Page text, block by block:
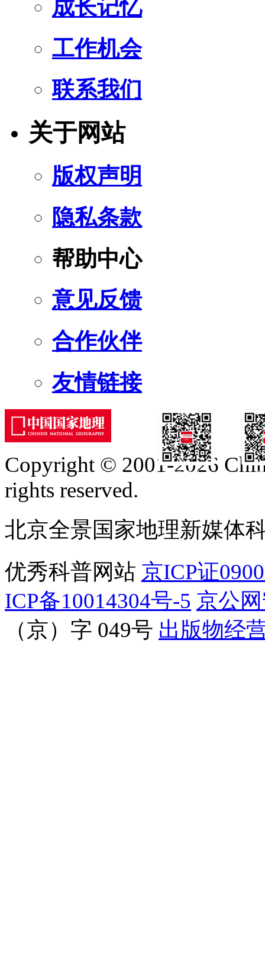
成长记忆
工作机会
联系我们
关于网站
版权声明
隐私条款
帮助中心
意见反馈
合作伙伴
友情链接
订阅号
Copyright © 2001-2026
rights reserved.
北京全景国家地理新媒体
优秀科普网站 京ICP证
ICP备10014304号-5 京公
（京）字 049号 出版物经